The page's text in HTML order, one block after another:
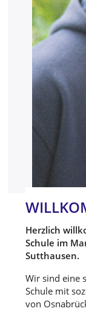
Herzlich
Schule im
Sutthausen.
Wir sind eine
Schule mit
von